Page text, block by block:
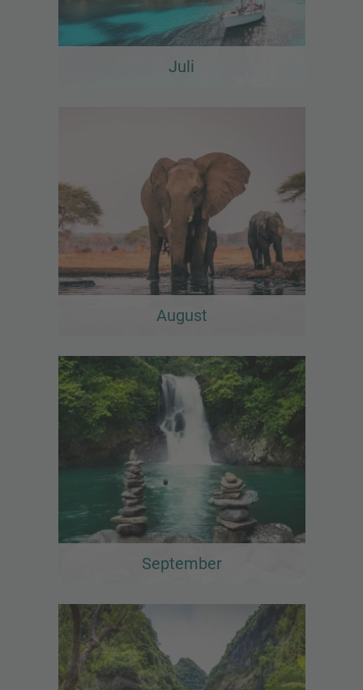
Juli
August
September